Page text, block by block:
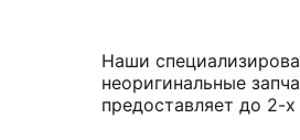
Наши
неоригинальные
предоставляет до 2-